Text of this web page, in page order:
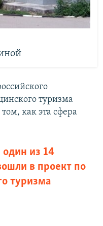
туризма
том, как эта сфера
из 14
в проект по
туризма